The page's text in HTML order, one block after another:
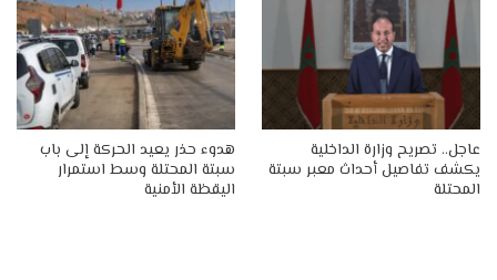
عاجل.. تصريح وزارة الداخلية
يكشف تفاصيل أحداث معبر سبتة
المحتلة
هدوء حذر يعيد الحركة إلى باب
سبتة المحتلة وسط استمرار
اليقظة الأمنية